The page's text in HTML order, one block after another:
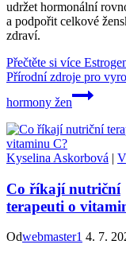
udržet hormonální
a podpořit celkové
zdraví.
Přečtěte si více
Přírodní zdroje pro
hormony žen
Kyselina Askorbová |
Co říkají nutriční
terapeuti o
Odwebmaster1 4. 7.